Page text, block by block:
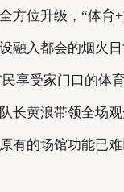
方位升级，“体育
融入都会的烟火
享受家门口的体
长黄浪带领全场
有的场馆功能已